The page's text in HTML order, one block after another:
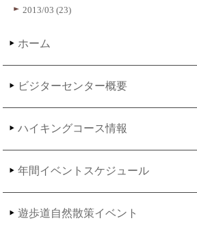
2013/03 (23)
ホーム
ビジターセンター概要
ハイキングコース情報
年間イベントスケジュール
遊歩道自然散策イベント